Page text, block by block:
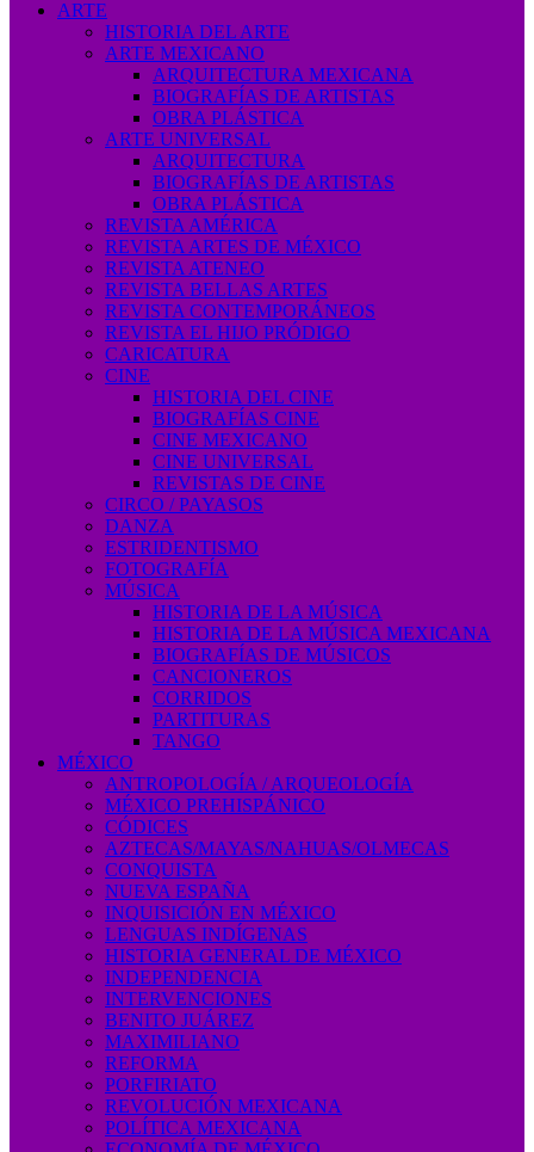
ARTE
HISTORIA DEL ARTE
ARTE MEXICANO
ARQUITECTURA MEXICANA
BIOGRAFÍAS DE ARTISTAS
OBRA PLÁSTICA
ARTE UNIVERSAL
ARQUITECTURA
BIOGRAFÍAS DE ARTISTAS
OBRA PLÁSTICA
REVISTA AMÉRICA
REVISTA ARTES DE MÉXICO
REVISTA ATENEO
REVISTA BELLAS ARTES
REVISTA CONTEMPORÁNEOS
REVISTA EL HIJO PRÓDIGO
CARICATURA
CINE
HISTORIA DEL CINE
BIOGRAFÍAS CINE
CINE MEXICANO
CINE UNIVERSAL
REVISTAS DE CINE
CIRCO / PAYASOS
DANZA
ESTRIDENTISMO
FOTOGRAFÍA
MÚSICA
HISTORIA DE LA MÚSICA
HISTORIA DE LA MÚSICA MEXICANA
BIOGRAFÍAS DE MÚSICOS
CANCIONEROS
CORRIDOS
PARTITURAS
TANGO
MÉXICO
ANTROPOLOGÍA / ARQUEOLOGÍA
MÉXICO PREHISPÁNICO
CÓDICES
AZTECAS/MAYAS/NAHUAS/OLMECAS
CONQUISTA
NUEVA ESPAÑA
INQUISICIÓN EN MÉXICO
LENGUAS INDÍGENAS
HISTORIA GENERAL DE MÉXICO
INDEPENDENCIA
INTERVENCIONES
BENITO JUÁREZ
MAXIMILIANO
REFORMA
PORFIRIATO
REVOLUCIÓN MEXICANA
POLÍTICA MEXICANA